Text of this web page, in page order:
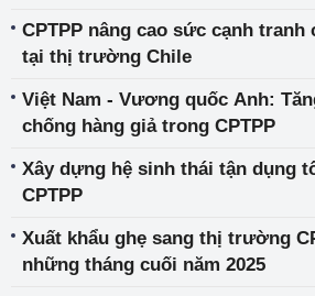
CPTPP nâng cao sức cạnh tranh
tại thị trường Chile
Việt Nam - Vương quốc Anh:
chống hàng giả trong CPTPP
Xây dựng hệ sinh thái tận dụng
CPTPP
Xuất khẩu ghẹ sang thị trường
những tháng cuối năm 2025